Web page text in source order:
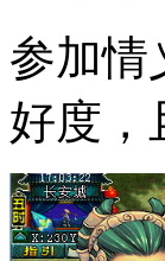
参加情
好度，